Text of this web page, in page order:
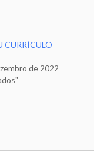
CURRÍCULO -
de 2022